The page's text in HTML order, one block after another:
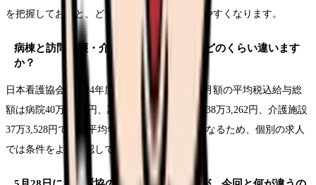
を把握しておくと、どちらに転んでも判断しやすくなります。
病棟と訪問看護・介護施設では、給料はどのくらい違います
か？
日本看護協会の2024年度賃金実態調査では、月額の平均税込給与総
額は病院40万9,436円、訪問看護ステーション38万3,262円、介護施設
37万3,528円です。平均年齢や夜勤の有無が異なるため、個別の求人
では条件をよく確認してください。